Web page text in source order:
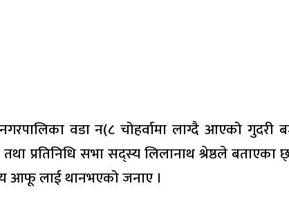
वडा न(८ चोहर्वामा लाग्दै आएको गुदरी
प्रतिनिधि सभा सद्स्य लिलानाथ श्रेष्ठले बताएका
आफू लाई थानभएको जनाए ।